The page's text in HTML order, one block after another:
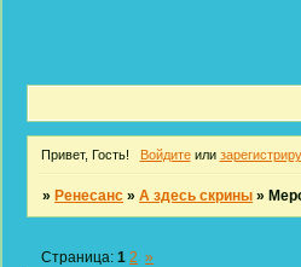
Привет, Гость! Войдитеили
» Ренесанс »А здесь скрины »
Страница:1 2 »